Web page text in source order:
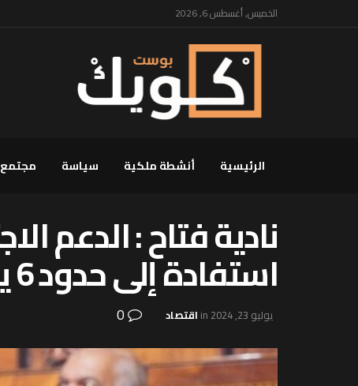
الخميس, أغسطس 6, 2026
الرئيسية أنشطة ملكية سياسة مجتمع
استفادة إلى حدود 6 يوليوز الجاري
يوليو 23, 2024 in اقتصاد